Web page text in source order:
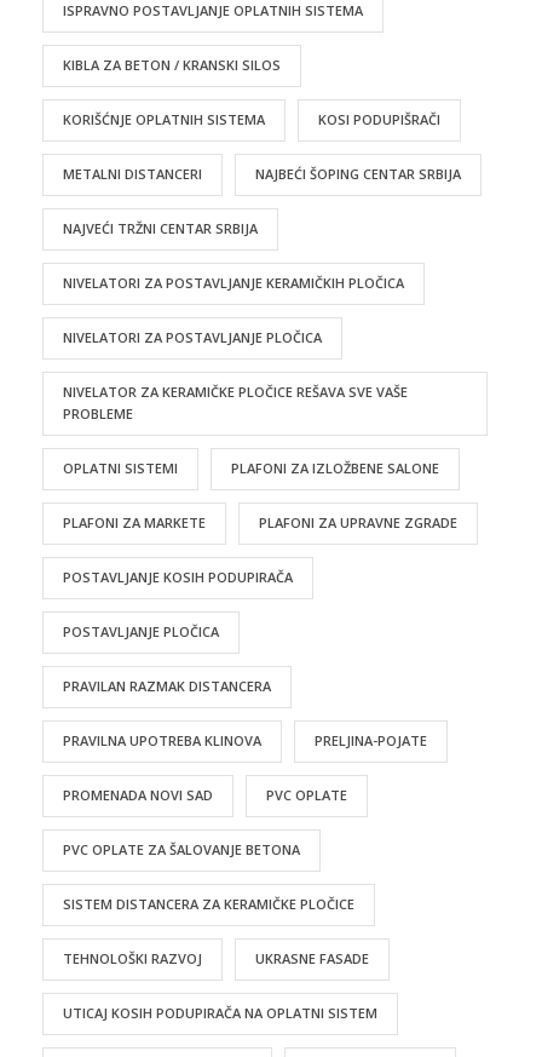
ISPRAVNO POSTAVLJANJE OPLATNIH SISTEMA
KIBLA ZA BETON / KRANSKI SILOS
KORIŠĆNJE OPLATNIH SISTEMA KOSI PODUPIŠRAČI
METALNI DISTANCERI NAJBEĆI ŠOPING CENTAR SRBIJA
NAJVEĆI TRŽNI CENTAR SRBIJA
NIVELATORI ZA POSTAVLJANJE KERAMIČKIH PLOČICA
NIVELATORI ZA POSTAVLJANJE PLOČICA
NIVELATOR ZA KERAMIČKE PLOČICE REŠAVA SVE VAŠE
PROBLEME
OPLATNI SISTEMI PLAFONI ZA IZLOŽBENE SALONE
PLAFONI ZA MARKETE PLAFONI ZA UPRAVNE ZGRADE
POSTAVLJANJE KOSIH PODUPIRAČA
POSTAVLJANJE PLOČICA
PRAVILAN RAZMAK DISTANCERA
PRAVILNA UPOTREBA KLINOVA PRELJINA-POJATE
PROMENADA NOVI SAD PVC OPLATE
PVC OPLATE ZA ŠALOVANJE BETONA
SISTEM DISTANCERA ZA KERAMIČKE PLOČICE
TEHNOLOŠKI RAZVOJ UKRASNE FASADE
UTICAJ KOSIH PODUPIRAČA NA OPLATNI SISTEM